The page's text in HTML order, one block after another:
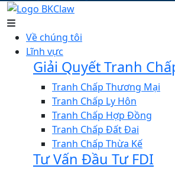
Về chúng tôi
Lĩnh vực
Giải Quyết Tranh
Tranh Chấp Thương Mại
Tranh Chấp Ly Hôn
Tranh Chấp Hợp Đồng
Tranh Chấp Đất Đai
Tranh Chấp Thừa Kế
Tư Vấn Đầu Tư FDI